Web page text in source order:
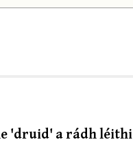
'druid' a rádh léithi